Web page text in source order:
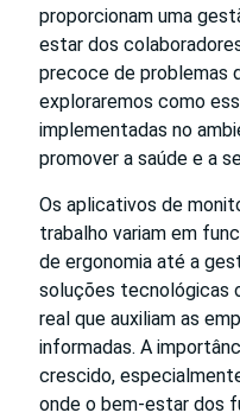
proporcionam uma
estar dos
precoce de problemas
exploraremos como
implementadas no
promover a saúde e a
Os aplicativos de
trabalho variam em
de ergonomia até a
soluções tecnológicas
real que auxiliam as
informadas. A
crescido,
onde o bem-estar dos